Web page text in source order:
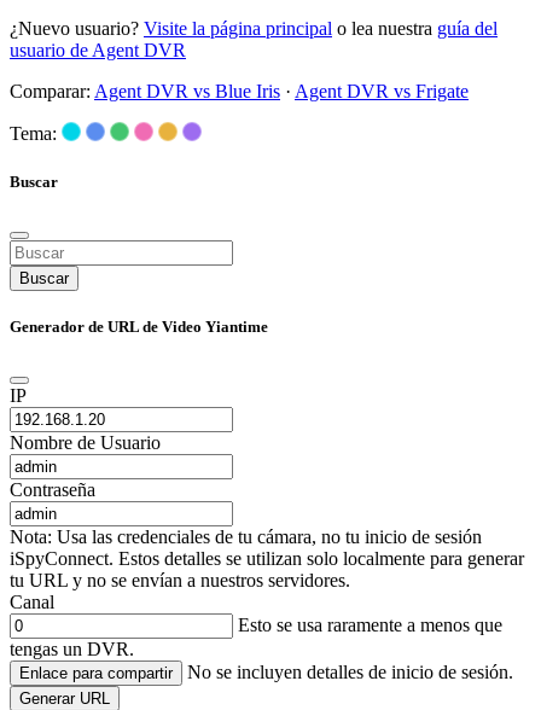
¿Nuevo usuario? Visite la página principal o lea nuestra guía del
usuario de Agent DVR
Comparar: Agent DVR vs Blue Iris · Agent DVR vs Frigate
Tema:
Buscar
Buscar
Generador de URL de Video Yiantime
IP
Nombre de Usuario
Contraseña
Nota: Usa las credenciales de tu cámara, no tu inicio de sesión
iSpyConnect. Estos detalles se utilizan solo localmente para generar
tu URL y no se envían a nuestros servidores.
Canal
Esto se usa raramente a menos que
tengas un DVR.
Enlace para compartir No se incluyen detalles de inicio de sesión.
Generar URL